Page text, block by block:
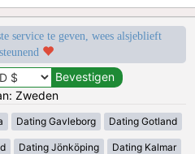
service te geven, wees alsjeblieft
Zweden
Dating Gavleborg Dating Gotland
Dating Jönköping Dating Kalmar